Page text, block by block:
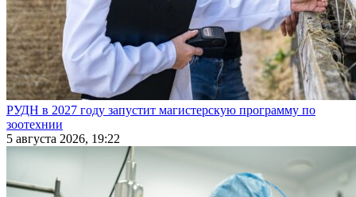
РУДН в 2027 году запустит магистерскую программу по
зоотехнии
5 августа 2026, 19:22